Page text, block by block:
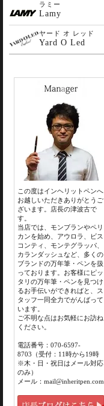
ラミー
Lamy
ヤード オ レッド
Yard O Led
この度はインヘリットペンへ
お越しいただきありがとうご
ざいます。店長の津波古で
す。
当店では、モンブランやペリ
カンを始め、アウロラ、ビス
コンティ、モンテグラッパ、
カランダッシュなど、多くの
ブランドの万年筆・ペンを扱
っております。お客様にピッ
タリの万年筆・ペンを見つけ
るお手伝いができればと、ス
タッフ一同全力でがんばって
います。
ご不明な点はお気軽にお訪ね
ください。
電話番号：070-6597-
8703（受付：11時から19時
※木・日・祝日はメール対応
のみ）
メール：mail@inheritpen.com